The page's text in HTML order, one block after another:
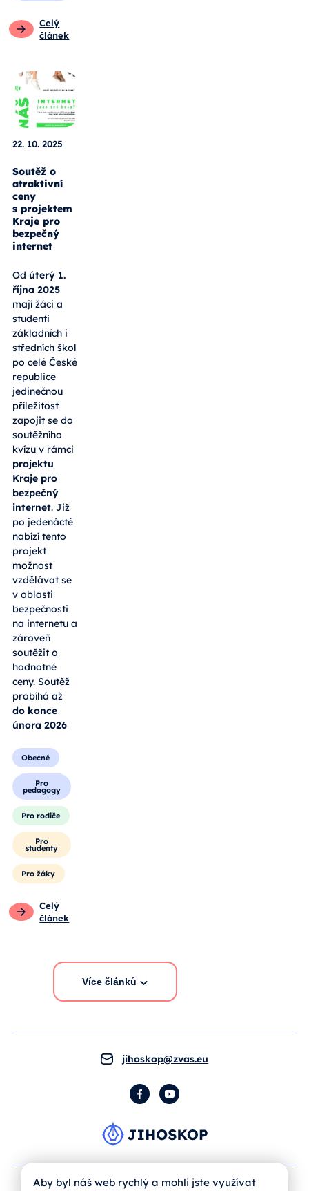
Celý
článek
22. 10. 2025
Soutěž o
atraktivní
ceny
s projektem
Kraje pro
bezpečný
internet
Od úterý 1.
října 2025
mají žáci a
studenti
základních i
středních škol
po celé České
republice
jedinečnou
příležitost
zapojit se do
soutěžního
kvízu v rámci
projektu
Kraje pro
bezpečný
internet. Již
po jedenácté
nabízí tento
projekt
možnost
vzdělávat se
v oblasti
bezpečnosti
na internetu a
zároveň
soutěžit o
hodnotné
ceny. Soutěž
probíhá až
do konce
února 2026
Obecné
Pro
pedagogy
Pro rodiče
Pro
studenty
Pro žáky
Celý
článek
Více článků
jihoskop@zvas.eu
FacebookYouTube
Aby byl náš web rychlý a mohli jste využívat